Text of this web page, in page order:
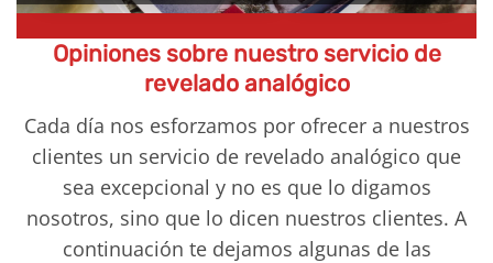
Opiniones sobre nuestro servicio de
revelado analógico
Cada día nos esforzamos por ofrecer a nuestros
clientes un servicio de revelado analógico que
sea excepcional y no es que lo digamos
nosotros, sino que lo dicen nuestros clientes. A
continuación te dejamos algunas de las